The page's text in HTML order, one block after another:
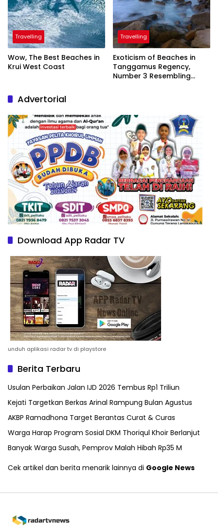
Travelling
Wow, The Best Beaches in
Krui West Coast
Travelling
Exoticism of Beaches in
Tanggamus Regency,
Number 3 Resembling
Advertorial
Download App Radar TV
unduh aplikasi radar tv di playstore
Berita Terbaru
Usulan Perbaikan Jalan IJD 2026 Tembus Rp1 Triliun
Kejati Targetkan Berkas Arinal Rampung Bulan Agustus
AKBP Ramadhona Target Berantas Curat & Curas
Warga Harap Program Sosial DKM Thoriqul Khoir Berlanjut
Banyak Warga Susah, Pemprov Malah Hibah Rp35 M
Cek artikel dan berita menarik lainnya di Google News